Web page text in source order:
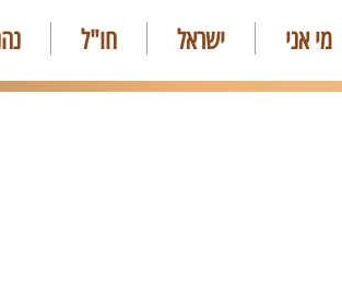
מי אני ישראל חו"ל